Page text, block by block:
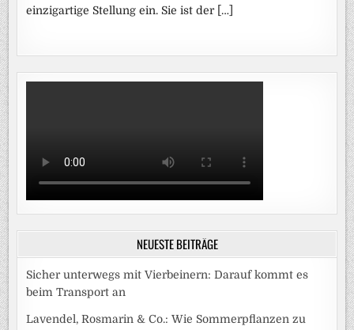
einzigartige Stellung ein. Sie ist der […]
NEUESTE BEITRÄGE
Sicher unterwegs mit Vierbeinern: Darauf kommt es
beim Transport an
Lavendel, Rosmarin & Co.: Wie Sommerpflanzen zu